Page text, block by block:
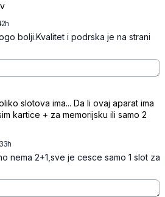
bolji.Kvalitet i podrska je na strani
slotova ima... Da li ovaj aparat ima
kartice + za memorijsku ili samo 2
nema 2+1,sve je cesce samo 1 slot za